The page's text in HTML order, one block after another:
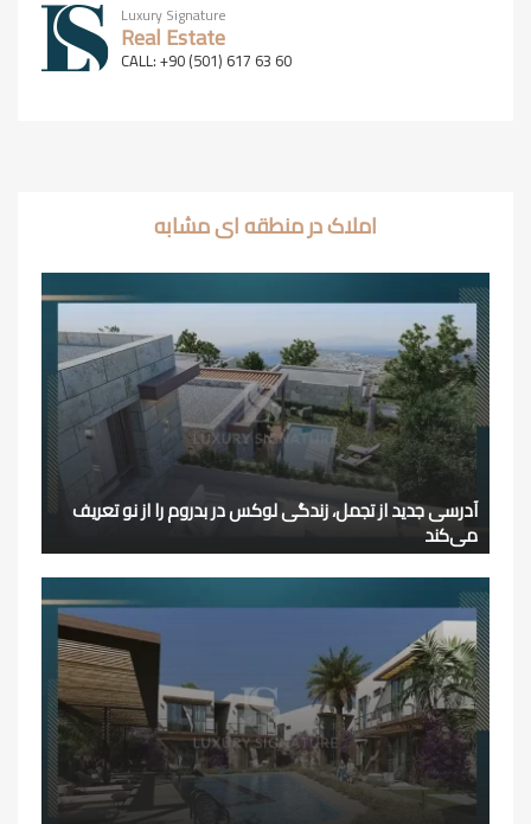
Luxury Signature
Real Estate
CALL: +90 (501) 617 63 60
املاک در منطقه ای مشابه
آدرسی جدید از تجمل، زندگی لوکس در بدروم را از نو تعریف
می‌کند